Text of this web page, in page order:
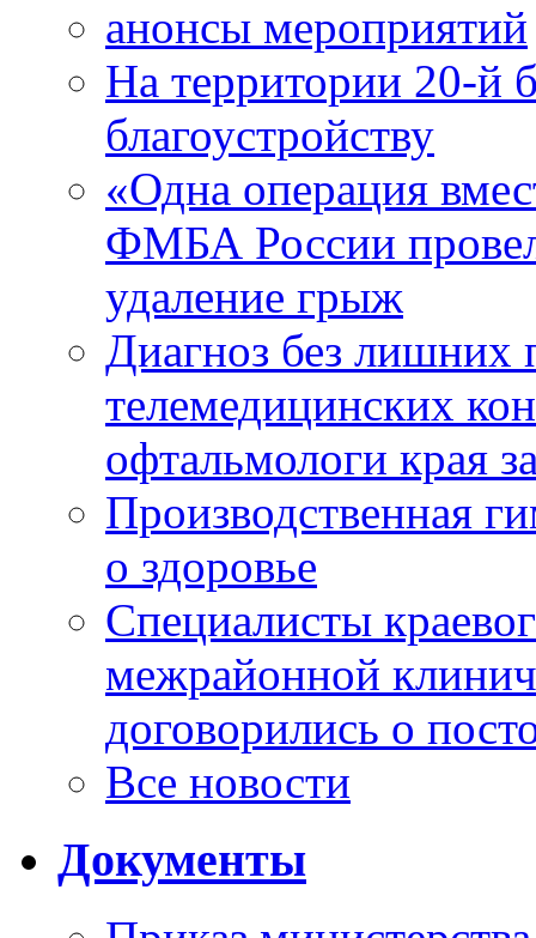
анонсы мероприятий
На территории 20-й
благоустройству
«Одна операция
ФМБА России
удаление грыж
Диагноз без лишних
телемедицинских
офтальмологи края
Производственная
о здоровье
Специалисты
межрайонной
договорились о
Все новости
Документы